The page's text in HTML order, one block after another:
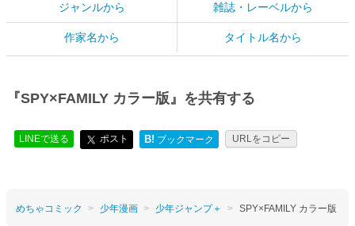
ジャンルから 雑誌・レーベルから
作家名から タイトル名から
『SPY×FAMILY カラー版』を共有する
LINEで送る ポスト B! ブックマーク URLをコピー
めちゃコミック 少年漫画 少年ジャンプ＋ SPY×FAMILY カラー版